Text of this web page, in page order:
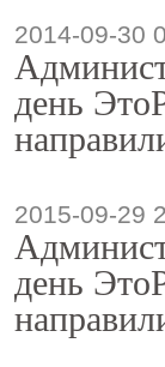
2014-09-30
день
2015-09-29
день